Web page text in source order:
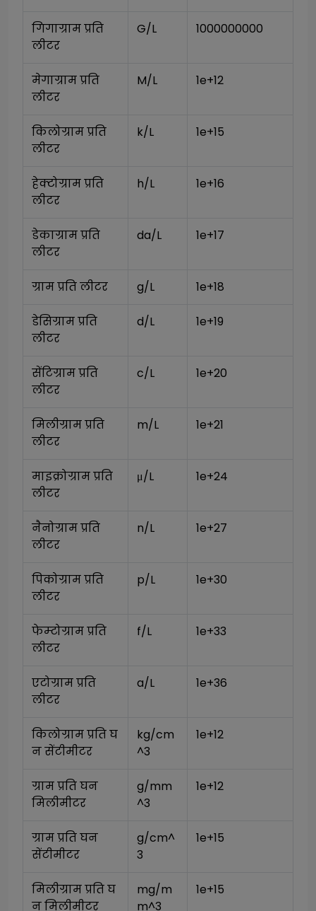
गिगाग्राम प्रति
लीटर
G/L 1000000000
मेगाग्राम प्रति
लीटर
M/L 1e+12
किलोग्राम प्रति
लीटर
k/L 1e+15
हेक्टोग्राम प्रति
लीटर
h/L 1e+16
डेकाग्राम प्रति
लीटर
da/L 1e+17
ग्राम प्रति लीटर g/L 1e+18
डेसिग्राम प्रति
लीटर
d/L 1e+19
सेंटिग्राम प्रति
लीटर
c/L 1e+20
मिलीग्राम प्रति
लीटर
m/L 1e+21
माइक्रोग्राम प्रति
लीटर
μ/L 1e+24
नैनोग्राम प्रति
लीटर
n/L 1e+27
पिकोग्राम प्रति
लीटर
p/L 1e+30
फेम्टोग्राम प्रति
लीटर
f/L 1e+33
एटोग्राम प्रति
लीटर
a/L 1e+36
किलोग्राम प्रति घ
न सेंटीमीटर
kg/cm
^3
1e+12
ग्राम प्रति घन
मिलीमीटर
g/mm
^3
1e+12
ग्राम प्रति घन
सेंटीमीटर
g/cm^
3
1e+15
मिलीग्राम प्रति घ
न मिलीमीटर
mg/m
m^3
1e+15